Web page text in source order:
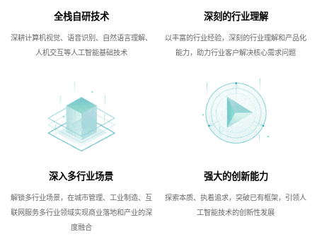
全栈自研技术
深耕计算机视觉、语音识别、自然语言理解、
人机交互等人工智能基础技术
深刻的行业理解
以丰富的行业经验，深刻的行业理解和产品化
能力，助力行业客户解决核心需求问题
深入多行业场景
解锁多行业场景，在城市管理、工业制造、互
联网服务多行业领域实现商业落地和产业的深
度融合
强大的创新能力
探索本质、执着追求，突破已有框架，引领人
工智能技术的创新性发展